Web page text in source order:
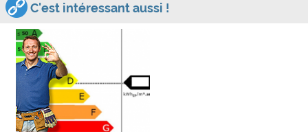
C'est intéressant aussi !